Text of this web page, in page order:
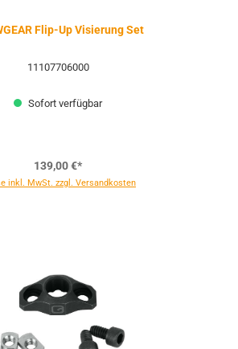
Flip-Up Visierung Set
11107706000
Sofort verfügbar
139,00 €*
inkl. MwSt. zzgl. Versandkosten